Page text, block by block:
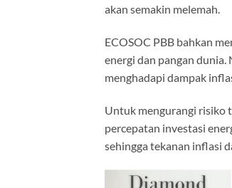
akan semakin melemah.
ECOSOC PBB bahkan
energi dan pangan
menghadapi dampak
Untuk mengurangi risiko
percepatan investasi
sehingga tekanan inflasi